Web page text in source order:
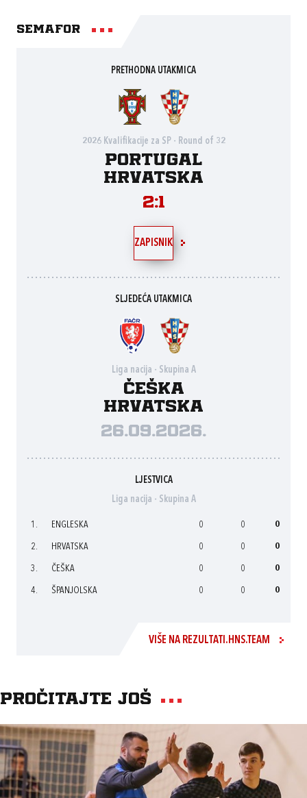
Semafor
PRETHODNA UTAKMICA
2026 Kvalifikacije za SP - Round of 32
Portugal
Hrvatska
2:1
ZAPISNIK
SLJEDEĆA UTAKMICA
Liga nacija - Skupina A
Češka
Hrvatska
26.09.2026.
LJESTVICA
Liga nacija - Skupina A
1. ENGLESKA 0 0 0
2. HRVATSKA 0 0 0
3. ČEŠKA 0 0 0
4. ŠPANJOLSKA 0 0 0
VIŠE NA REZULTATI.HNS.TEAM
Pročitajte još